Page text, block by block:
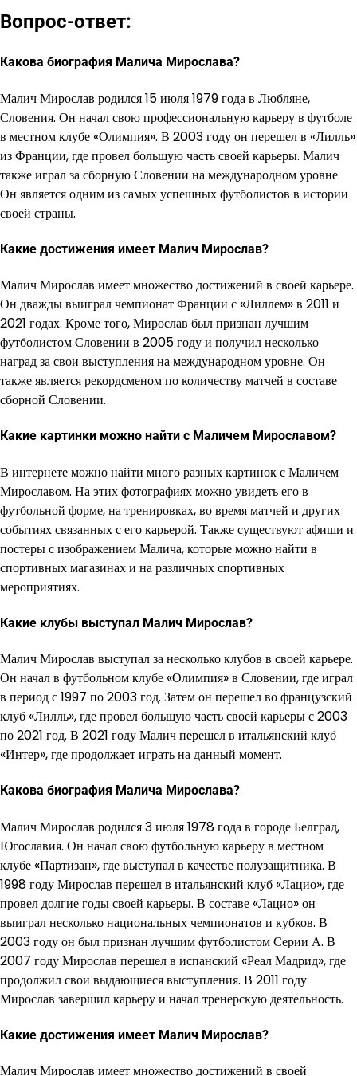
Вопрос-ответ:
Какова биография Малича Мирослава?
Малич Мирослав родился 15 июля 1979 года в Любляне,
Словения. Он начал свою профессиональную карьеру в футболе
в местном клубе «Олимпия». В 2003 году он перешел в «Лилль»
из Франции, где провел большую часть своей карьеры. Малич
также играл за сборную Словении на международном уровне.
Он является одним из самых успешных футболистов в истории
своей страны.
Какие достижения имеет Малич Мирослав?
Малич Мирослав имеет множество достижений в своей карьере.
Он дважды выиграл чемпионат Франции с «Лиллем» в 2011 и
2021 годах. Кроме того, Мирослав был признан лучшим
футболистом Словении в 2005 году и получил несколько
наград за свои выступления на международном уровне. Он
также является рекордсменом по количеству матчей в составе
сборной Словении.
Какие картинки можно найти с Маличем Мирославом?
В интернете можно найти много разных картинок с Маличем
Мирославом. На этих фотографиях можно увидеть его в
футбольной форме, на тренировках, во время матчей и других
событиях связанных с его карьерой. Также существуют афиши и
постеры с изображением Малича, которые можно найти в
спортивных магазинах и на различных спортивных
мероприятиях.
Какие клубы выступал Малич Мирослав?
Малич Мирослав выступал за несколько клубов в своей карьере.
Он начал в футбольном клубе «Олимпия» в Словении, где играл
в период с 1997 по 2003 год. Затем он перешел во французский
клуб «Лилль», где провел большую часть своей карьеры с 2003
по 2021 год. В 2021 году Малич перешел в итальянский клуб
«Интер», где продолжает играть на данный момент.
Какова биография Малича Мирослава?
Малич Мирослав родился 3 июля 1978 года в городе Белград,
Югославия. Он начал свою футбольную карьеру в местном
клубе «Партизан», где выступал в качестве полузащитника. В
1998 году Мирослав перешел в итальянский клуб «Лацио», где
провел долгие годы своей карьеры. В составе «Лацио» он
выиграл несколько национальных чемпионатов и кубков. В
2003 году он был признан лучшим футболистом Серии А. В
2007 году Мирослав перешел в испанский «Реал Мадрид», где
продолжил свои выдающиеся выступления. В 2011 году
Мирослав завершил карьеру и начал тренерскую деятельность.
Какие достижения имеет Малич Мирослав?
Малич Мирослав имеет множество достижений в своей